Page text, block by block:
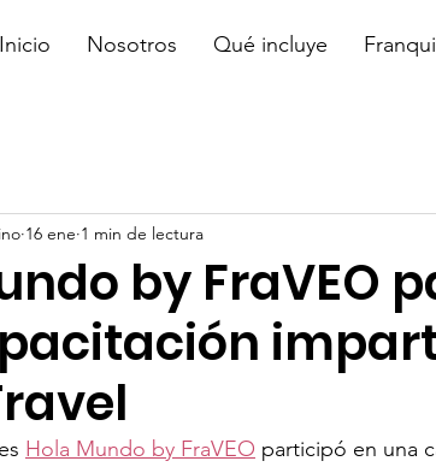
Inicio Nosotros Qué incluye
by FraVEO
16 ene 1 min de lectura
Hola Mundo by FraVEO participó en una